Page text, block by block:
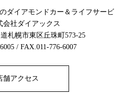
ダイアモンドカー＆ライフサービ
会社ダイアックス
札幌市東区丘珠町573-25
/ FAX.011-776-6007
舗アクセス